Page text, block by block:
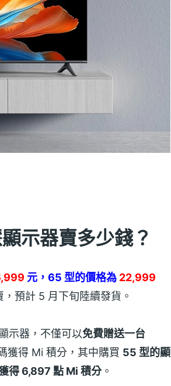
示器賣多少錢？
元，65 型的價格為 22,999
預計 5 月下旬陸續發貨。
示器，不僅可以免費贈送一台
獲得 Mi 積分，其中購買 55 型的顯
得 6,897 點 Mi 積分。